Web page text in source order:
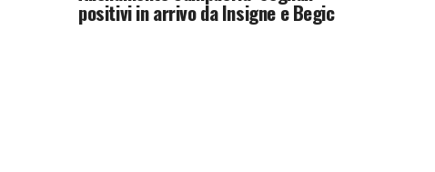
positivi in arrivo da Insigne e Begic